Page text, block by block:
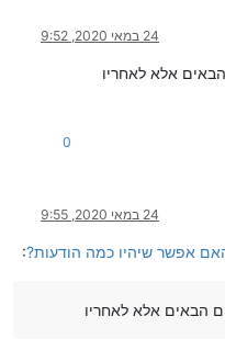
24 במאי 2020, 9:52
אלא לאחריו
0
24 במאי 2020, 9:55
אפשר שיהיו כמה הודעות?:
הבאים אלא לאחריו